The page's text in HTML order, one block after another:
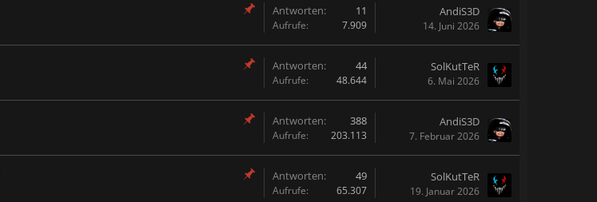
Antworten: 11
Aufrufe: 7.909
AndiS3D
14. Juni 2026
Antworten: 44
Aufrufe: 48.644
SolKutTeR
6. Mai 2026
Antworten: 388
Aufrufe: 203.113
AndiS3D
7. Februar 2026
Antworten: 49
Aufrufe: 65.307
SolKutTeR
19. Januar 2026